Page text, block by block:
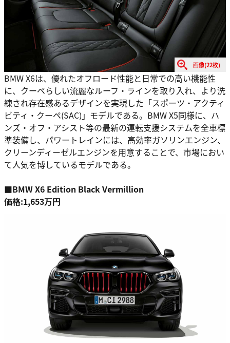
画像(22枚)
BMW X6は、優れたオフロード性能と日常での高い機能性
に、クーペらしい流麗なルーフ・ラインを取り入れ、より洗
練され存在感あるデザインを実現した「スポーツ・アクティ
ビティ・クーペ(SAC)」モデルである。BMW X5同様に、ハ
ンズ・オフ・アシスト等の最新の運転支援システムを全車標
準装備し、パワートレインには、高効率ガソリンエンジン、
クリーンディーゼルエンジンを用意することで、市場におい
て人気を博しているモデルである。
■BMW X6 Edition Black Vermillion
価格:1,653万円